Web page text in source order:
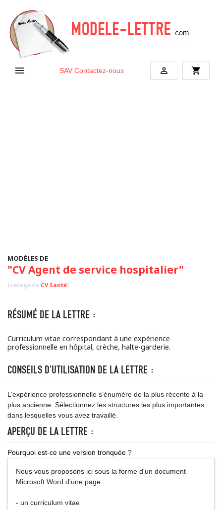
 SAV Contactez-nous  shopping_cart
MODÈLES DE
"CV Agent de service hospitalier"
(categorie CV Santé)
RÉSUMÉ DE LA LETTRE :
Curriculum vitae correspondant à une expérience
professionnelle en hôpital, crèche, halte-garderie.
CONSEILS D'UTILISATION DE LA LETTRE :
L’expérience professionnelle s’énumère de la plus récente à la
plus ancienne. Sélectionnez les structures les plus importantes
dans lesquelles vous avez travaillé.
APERÇU DE LA LETTRE :
Pourquoi est-ce une version tronquée ?
Nous vous proposons ici sous la forme d'un document
Microsoft Word d'une page :
- un curriculum vitae